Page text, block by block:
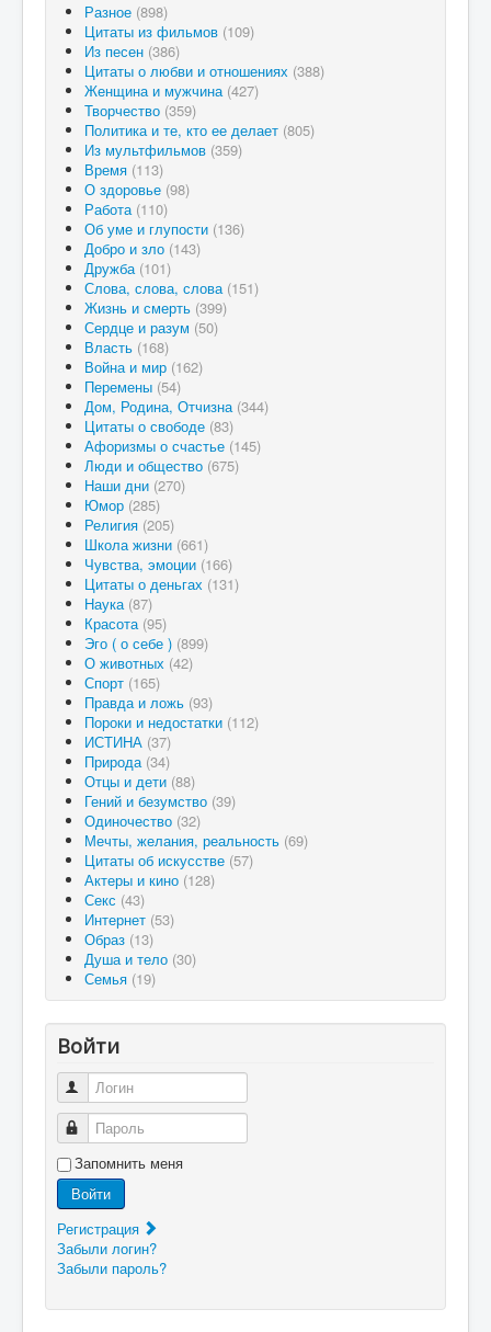
Разное (898)
Цитаты из фильмов (109)
Из песен (386)
Цитаты о любви и отношениях (388)
Женщина и мужчина (427)
Творчество (359)
Политика и те, кто ее делает (805)
Из мультфильмов (359)
Время (113)
О здоровье (98)
Работа (110)
Об уме и глупости (136)
Добро и зло (143)
Дружба (101)
Слова, слова, слова (151)
Жизнь и смерть (399)
Сердце и разум (50)
Власть (168)
Война и мир (162)
Перемены (54)
Дом, Родина, Отчизна (344)
Цитаты о свободе (83)
Афоризмы о счастье (145)
Люди и общество (675)
Наши дни (270)
Юмор (285)
Религия (205)
Школа жизни (661)
Чувства, эмоции (166)
Цитаты о деньгах (131)
Наука (87)
Красота (95)
Эго ( о себе ) (899)
О животных (42)
Спорт (165)
Правда и ложь (93)
Пороки и недостатки (112)
ИСТИНА (37)
Природа (34)
Отцы и дети (88)
Гений и безумство (39)
Одиночество (32)
Мечты, желания, реальность (69)
Цитаты об искусстве (57)
Актеры и кино (128)
Секс (43)
Интернет (53)
Образ (13)
Душа и тело (30)
Семья (19)
Войти
Логин
Пароль
Запомнить меня
Войти
Регистрация
Забыли логин?
Забыли пароль?